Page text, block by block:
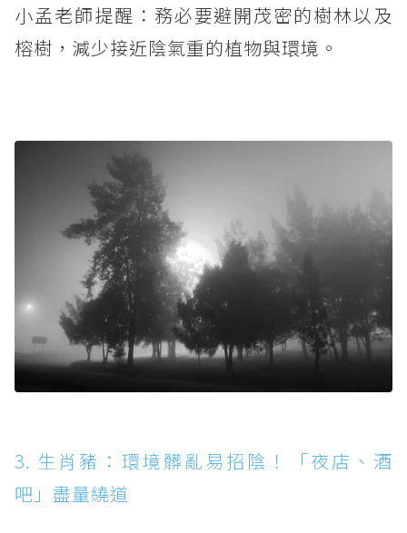
小孟老師提醒：務必要避開茂密的樹林以及
榕樹，減少接近陰氣重的植物與環境。
3. 生肖豬：環境髒亂易招陰！「夜店、酒
吧」盡量繞道